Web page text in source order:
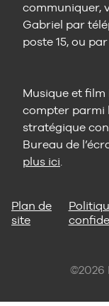
communiquer,
Gabriel par
poste 15, ou par
Musique et
compter parmi
stratégique
Bureau de
plus ici.
Plan de
site
©2026